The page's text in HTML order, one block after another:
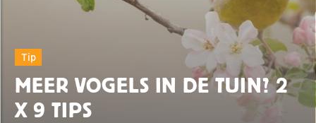
Tip
MEER VOGELS IN DE TUIN? 2
X 9 TIPS